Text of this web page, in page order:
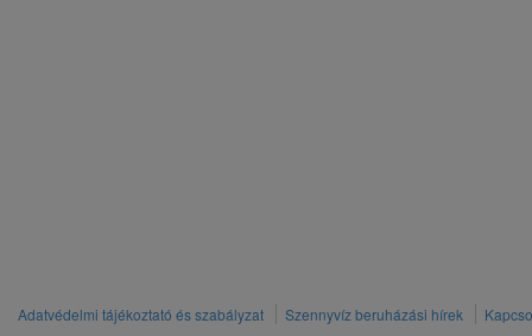
Adatvédelmi tájékoztató és szabályzat Szennyvíz beruházási hírek